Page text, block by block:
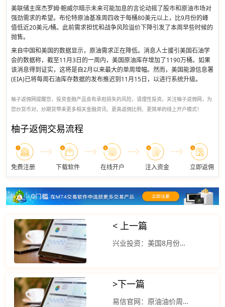
美联储主席杰罗姆·鲍威尔暗示未来可能加息的言论动摇了股市和原油市场对
强劲需求的希望。布伦特原油基准周四收于每桶80美元以上，比9月份的峰
值低近20美元/桶。此前需求担忧和战争风险溢价下降引发了本周早些时候的
抛售。
来自中国和美国的数据显示，原油需求正在降低。消息人士援引美国石油学
会的数据称，截至11月3日的一周内，美国原油库存增加了1190万桶。如果
该消息得到证实，这将是自2月以来最大的单周增幅。然而，美国能源信息署
(EIA)已将每周石油库存数据的发布推迟到11月15日，以进行系统升级。
柚子返佣网提醒您，投资金融产品会有承担损失的风险，请理性投资。关注柚子返佣网，为
您炒货币对、炒期货带来更多相关金融资讯、更高返佣比例、更简单的线上开户模式！
柚子返佣交易流程
免费注册 下载软件 在线开户 注入资金 立即返佣
< 上一篇
兴业投资：美国8月份原油产量创下历史新高
>下一篇
易信官网：原油油价周三下跌逾2% 原油需求减弱